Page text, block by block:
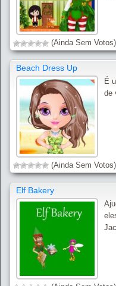
(Ainda Sem Votos)
Beach Dress Up
É
de
(Ainda Sem Votos)
Elf Bakery